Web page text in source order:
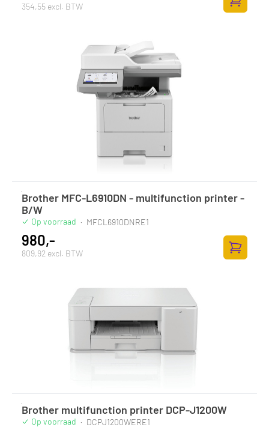
354,55 excl. BTW
Brother MFC-L6910DN - multifunction printer -
B/W
Op voorraad · MFCL6910DNRE1
980,-
809,92 excl. BTW
Brother multifunction printer DCP-J1200W
Op voorraad · DCPJ1200WERE1